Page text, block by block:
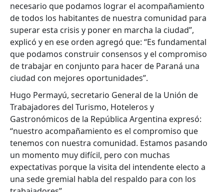
necesario que podamos lograr el acompañamiento
de todos los habitantes de nuestra comunidad para
superar esta crisis y poner en marcha la ciudad”,
explicó y en ese orden agregó que: “Es fundamental
que podamos construir consensos y el compromiso
de trabajar en conjunto para hacer de Paraná una
ciudad con mejores oportunidades”.
Hugo Permayú, secretario General de la Unión de
Trabajadores del Turismo, Hoteleros y
Gastronómicos de la República Argentina expresó:
“nuestro acompañamiento es el compromiso que
tenemos con nuestra comunidad. Estamos pasando
un momento muy difícil, pero con muchas
expectativas porque la visita del intendente electo a
una sede gremial habla del respaldo para con los